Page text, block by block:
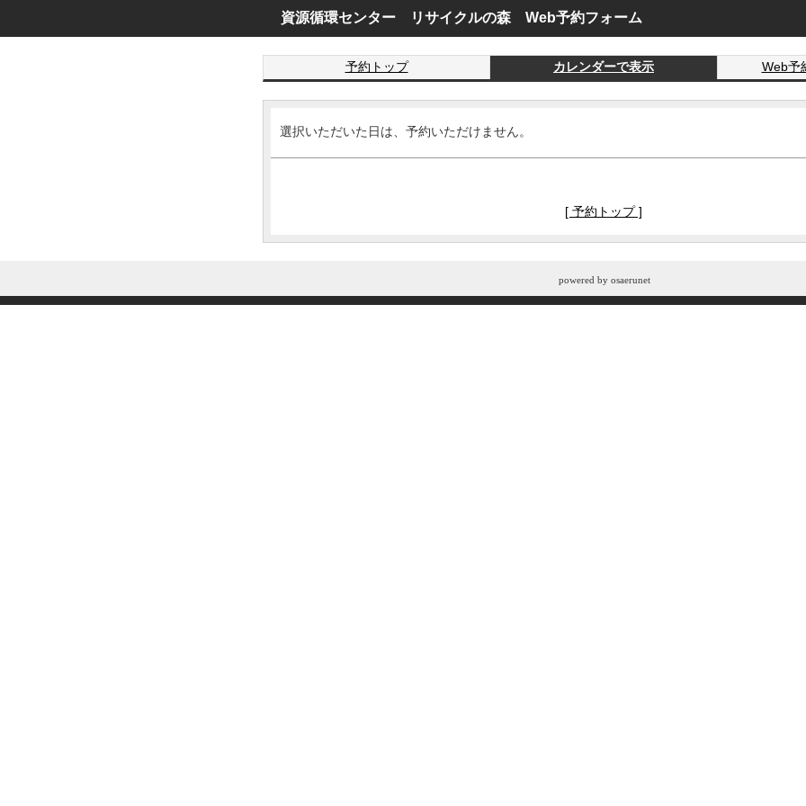
資源循環センター リサイクルの森 Web予約フォーム
予約トップ カレンダーで表示 Web予
選択いただいた日は、予約いただけません。
[ 予約トップ ]
powered by osaerunet